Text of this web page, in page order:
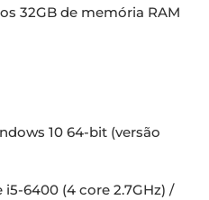
32GB de memória RAM
10 64-bit (versão
i5-6400 (4 core 2.7GHz) /